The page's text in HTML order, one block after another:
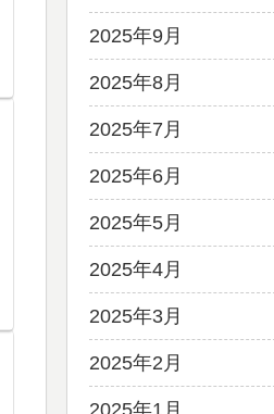
2025年9月
2025年8月
2025年7月
2025年6月
2025年5月
2025年4月
2025年3月
2025年2月
2025年1月